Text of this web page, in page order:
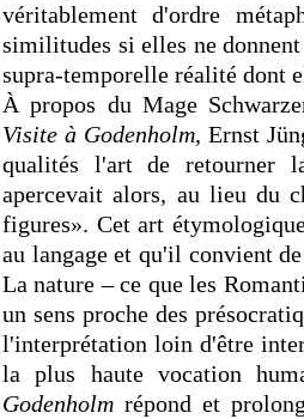
véritablement d'ordre
similitudes si elles ne
supra-temporelle réalité dont
À propos du Mage
Visite à Godenholm, Ernst
qualités l'art de retourner
apercevait alors, au lieu du
figures». Cet art
au langage et qu'il convient
La nature – ce que les
un sens proche des
l'interprétation loin d'être
la plus haute vocation
Godenholm répond et